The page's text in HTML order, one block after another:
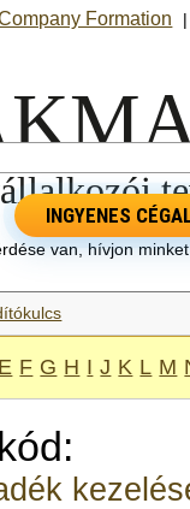
Formation
INGYENES
van, hívjon
E F G H I J K L M